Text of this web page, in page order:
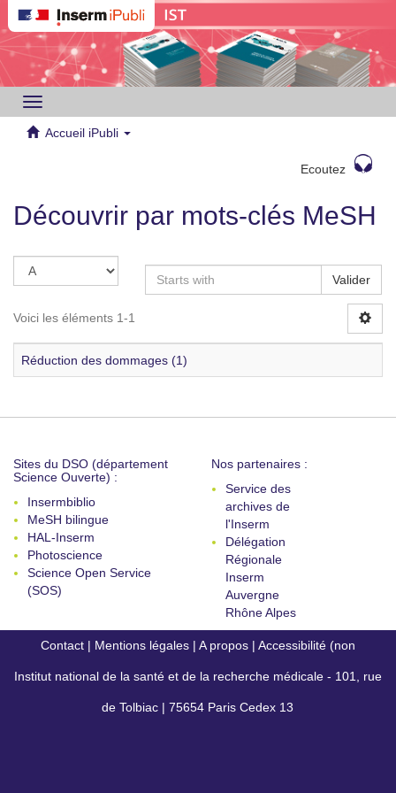
Toggle
navigation
Accueil iPubli
Ecoutez
Découvrir par mots-clés MeSH
Valider
Voici les éléments 1-1
Réduction des dommages (1)
Sites du DSO (département
Science Ouverte) :
Insermbiblio
MeSH bilingue
HAL-Inserm
Photoscience
Science Open Service
(SOS)
Nos partenaires :
Service des
archives de
l'Inserm
Délégation
Régionale
Inserm
Auvergne
Rhône Alpes
Contact | Mentions légales | A propos | Accessibilité (non
conforme)
Institut national de la santé et de la recherche médicale - 101, rue
de Tolbiac | 75654 Paris Cedex 13